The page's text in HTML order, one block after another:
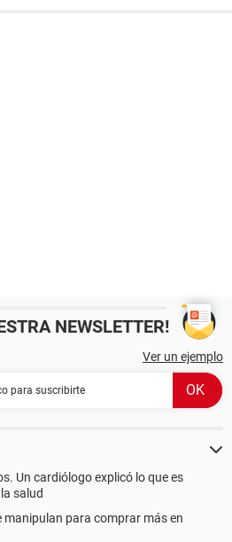
NEWSLETTER!
Ver un ejemplo
Un cardiólogo explicó lo que es
salud
manipulan para comprar más en